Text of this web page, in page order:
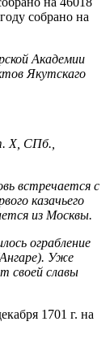
собрано на
Академии
Якутскаго
X, СПб.,
встречается с
казачьего
из Москвы.
ограбление
Уже
своей славы
1701 г. на